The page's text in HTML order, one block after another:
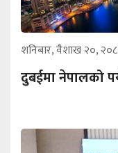
शनिबार, वैशाख २०,
दुबईमा नेपालको